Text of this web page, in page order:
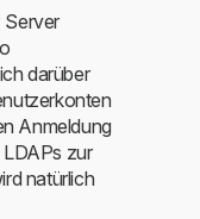
Server
darüber
Anmeldung
zur
natürlich